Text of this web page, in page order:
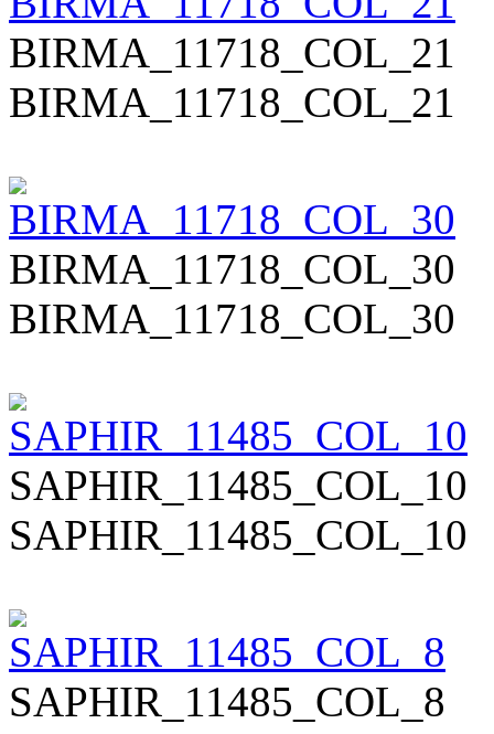
BIRMA_11718_COL_21
BIRMA_11718_COL_21
BIRMA_11718_COL_30
BIRMA_11718_COL_30
SAPHIR_11485_COL_10
SAPHIR_11485_COL_10
SAPHIR_11485_COL_8